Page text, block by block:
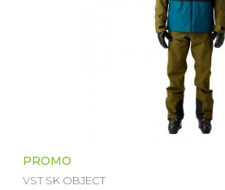
PROMO
VST SK OBJECT